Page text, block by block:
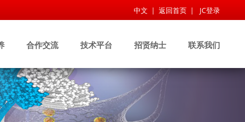
中文 | 返回首页 | JC登录
合作交流 技术平台 招贤纳士 联系我们